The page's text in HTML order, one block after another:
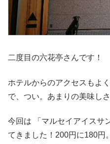
二度目の六花亭さんです！
ホテルからのアクセスもよ
で、つい。あまりの美味し
今回は 「マルセイアイスサ
てきました！200円に180